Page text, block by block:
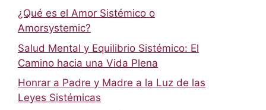
¿Qué es el Amor Sistémico o
Amorsystemic?
Salud Mental y Equilibrio Sistémico: El
Camino hacia una Vida Plena
Honrar a Padre y Madre a la Luz de las
Leyes Sistémicas